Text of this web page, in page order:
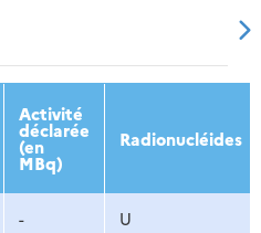
2015 2016
Activité
déclarée
(en
MBq)
Radionucléides
- U